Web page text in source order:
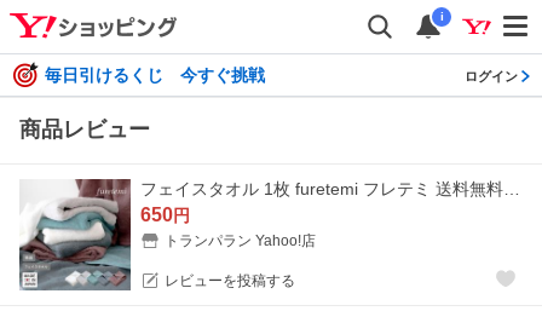
i
毎日引けるくじ 今すぐ挑戦 ログイン
商品レビュー
650円
トランパラン Yahoo!店
レビューを投稿する